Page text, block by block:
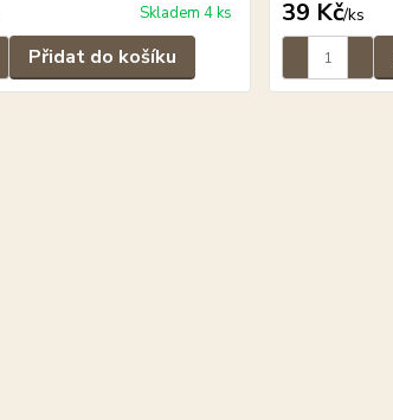
Skladem 4 ks
Přidat do košíku
39 Kč/ks